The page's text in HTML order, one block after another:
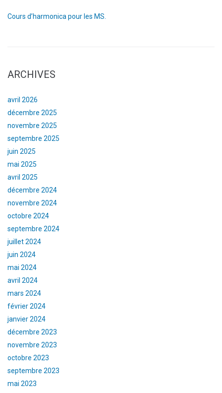
Cours d’harmonica pour les MS.
ARCHIVES
avril 2026
décembre 2025
novembre 2025
septembre 2025
juin 2025
mai 2025
avril 2025
décembre 2024
novembre 2024
octobre 2024
septembre 2024
juillet 2024
juin 2024
mai 2024
avril 2024
mars 2024
février 2024
janvier 2024
décembre 2023
novembre 2023
octobre 2023
septembre 2023
mai 2023